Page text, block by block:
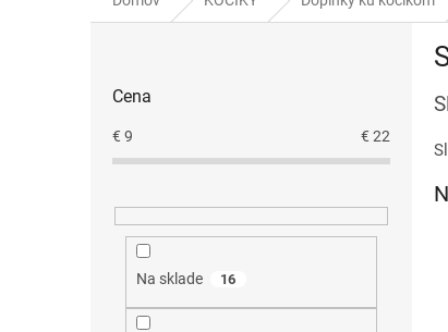
Cena
€ 9 € 22
Na sklade 16